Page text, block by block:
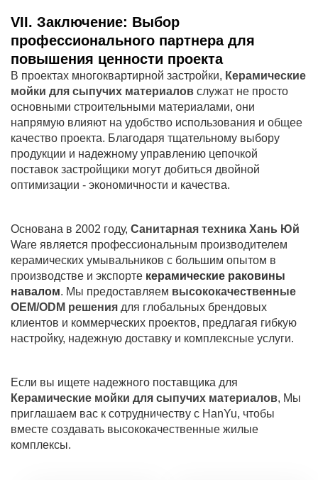
VII. Заключение: Выбор
профессионального партнера для
повышения ценности проекта
В проектах многоквартирной застройки, Керамические
мойки для сыпучих материалов служат не просто
основными строительными материалами, они
напрямую влияют на удобство использования и общее
качество проекта. Благодаря тщательному выбору
продукции и надежному управлению цепочкой
поставок застройщики могут добиться двойной
оптимизации - экономичности и качества.
Основана в 2002 году, Санитарная техника Хань Юй
Ware является профессиональным производителем
керамических умывальников с большим опытом в
производстве и экспорте керамические раковины
навалом. Мы предоставляем высококачественные
OEM/ODM решения для глобальных брендовых
клиентов и коммерческих проектов, предлагая гибкую
настройку, надежную доставку и комплексные услуги.
Если вы ищете надежного поставщика для
Керамические мойки для сыпучих материалов, Мы
приглашаем вас к сотрудничеству с HanYu, чтобы
вместе создавать высококачественные жилые
комплексы.